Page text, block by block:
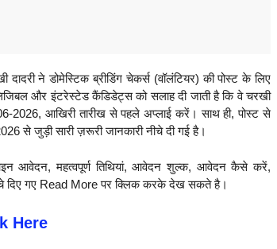
ने डोमेस्टिक ब्रीडिंग चेकर्स (वॉलंटियर) की पोस्ट के लिए
और इंटरेस्टेड कैंडिडेट्स को सलाह दी जाती है कि वे चरखी
2026, आखिरी तारीख से पहले अप्लाई करें। साथ ही, पोस्ट से
से जुड़ी सारी ज़रूरी जानकारी नीचे दी गई है।
आवेदन, महत्वपूर्ण तिथियां, आवेदन शुल्क, आवेदन कैसे करें,
दिए गए Read More पर क्लिक करके देख सकते है।
Here